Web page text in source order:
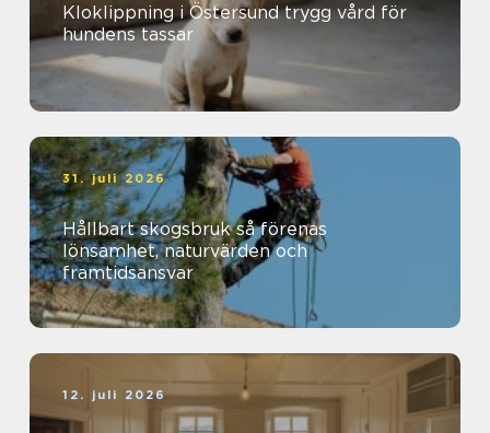
Kloklippning i Östersund trygg vård för
hundens tassar
31. juli 2026
Hållbart skogsbruk så förenas
lönsamhet, naturvärden och
framtidsansvar
12. juli 2026